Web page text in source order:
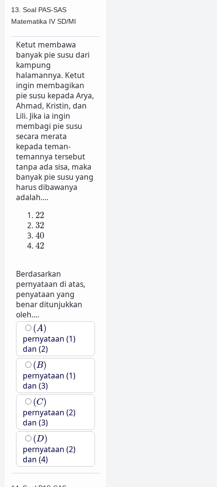
13. Soal PAS-SAS
Matematika IV SD/MI
Ketut membawa
banyak pie susu dari
kampung
halamannya. Ketut
ingin membagikan
pie susu kepada Arya,
Ahmad, Kristin, dan
Lili. Jika ia ingin
membagi pie susu
secara merata
kepada teman-
temannya tersebut
tanpa ada sisa, maka
banyak pie susu yang
harus dibawanya
adalah....
22
22
32
32
40
40
42
42
Berdasarkan
pernyataan di atas,
penyataan yang
benar ditunjukkan
oleh....
(A)
(A)
pernyataan (1)
dan (2)
(B)
(B)
pernyataan (1)
dan (3)
(C)
(C)
pernyataan (2)
dan (3)
(D)
(D)
pernyataan (2)
dan (4)